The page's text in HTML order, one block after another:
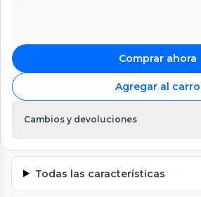
Comprar ahora
Agregar al carro
Cambios y devoluciones
Todas las características